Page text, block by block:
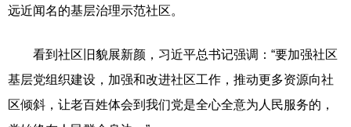
远近闻名的基层治理示范社区。
看到社区旧貌展新颜，习近平总书记强调：“要加强社区
基层党组织建设，加强和改进社区工作，推动更多资源向社
区倾斜，让老百姓体会到我们党是全心全意为人民服务的，